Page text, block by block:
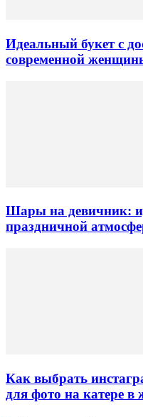
Идеальный букет с
современной
Шары на девичник:
праздничной
Как выбрать
для фото на катере в